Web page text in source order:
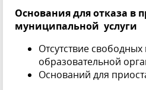
Основания для отказа в
муниципальной услуги
Отсутствие
образовательной
Оснований для